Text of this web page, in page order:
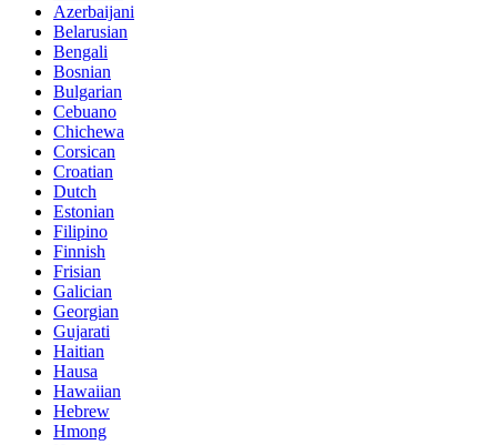
Azerbaijani
Belarusian
Bengali
Bosnian
Bulgarian
Cebuano
Chichewa
Corsican
Croatian
Dutch
Estonian
Filipino
Finnish
Frisian
Galician
Georgian
Gujarati
Haitian
Hausa
Hawaiian
Hebrew
Hmong